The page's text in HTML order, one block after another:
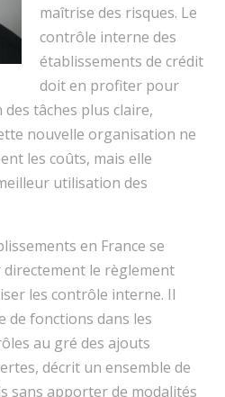
maîtrise des risques. Le
contrôle interne des
établissements de crédit
doit en profiter pour
tâches plus claire,
nouvelle organisation ne
les coûts, mais elle
utilisation des
en France se
le règlement
les contrôle interne. Il
de fonctions dans les
au gré des ajouts
décrit un ensemble de
sans apporter de modalités